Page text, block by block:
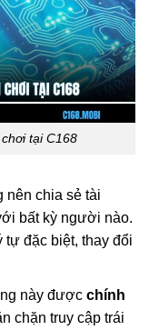
tại C168
nên chia sẻ tài
bất kỳ người nào.
tự đặc biệt, thay đổi
này được chính
chặn truy cập trái